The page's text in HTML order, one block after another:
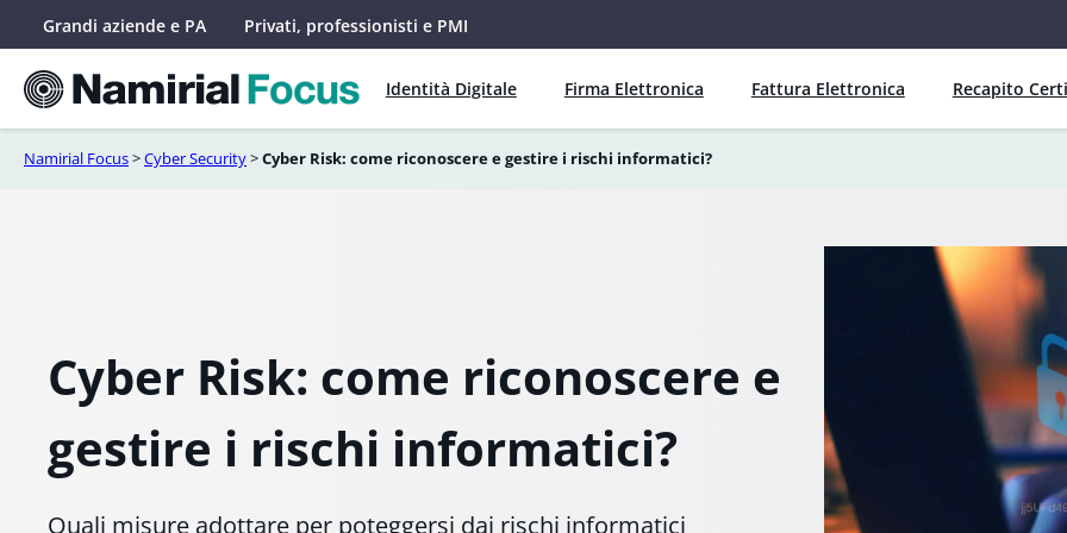
contenuto
Grandi aziende e PA Privati, professionisti e PMI
Identità Digitale Firma Elettronica Fattura Elettronica Recapito
Namirial Focus>Cyber Security>Cyber Risk: come riconoscere e gestire i rischi informatici?
Cyber Risk: come riconoscere e
gestire i rischi informatici?
Quali misure adottare per poteggersi dai rischi informatici